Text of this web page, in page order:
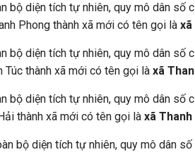
bộ diện tích tự nhiên, quy mô dân số
Phong thành xã mới có tên gọi là xã
bộ diện tích tự nhiên, quy mô dân số
Túc thành xã mới có tên gọi là xã
bộ diện tích tự nhiên, quy mô dân số
thành xã mới có tên gọi là xã Thanh
bộ diện tích tự nhiên, quy mô dân